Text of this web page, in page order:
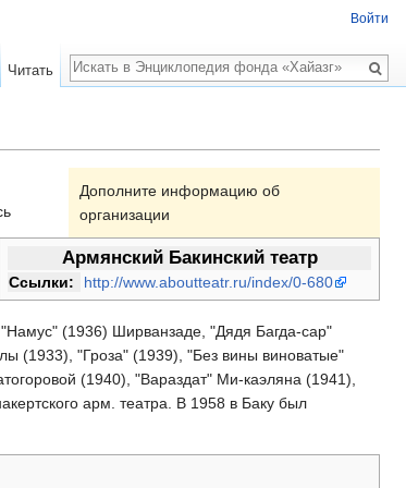
Дополните информацию об
организации
Армянский Бакинский театр
Ссылки: http://www.aboutteatr.ru/index/0-680
(1936) Ширванзаде, "Дядя Багда-сар"
(1933), "Гроза" (1939), "Без вины виноватые"
(1940), "Вараздат" Ми-каэляна (1941),
арм. театра. В 1958 в Баку был
Войти
Читать
Поиск